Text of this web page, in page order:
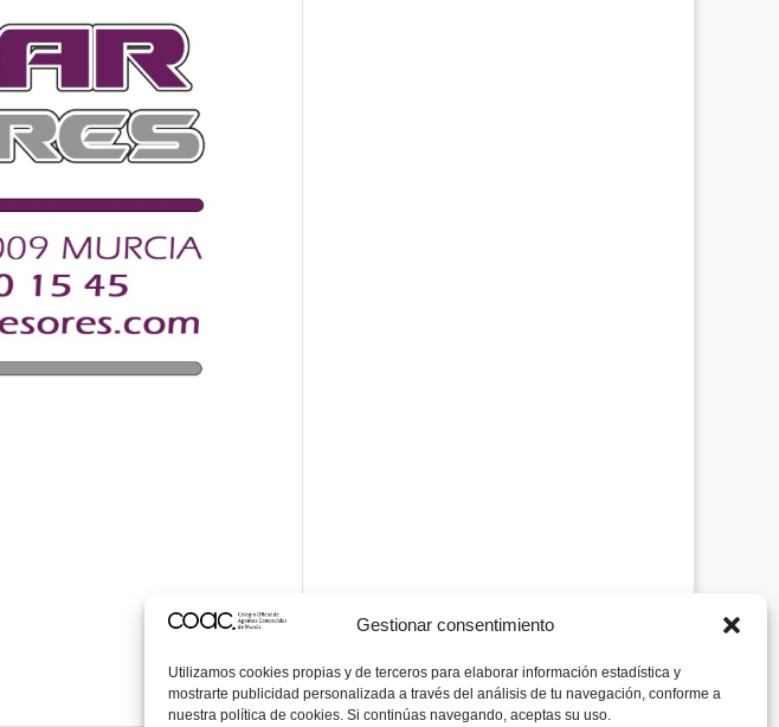
Gestionar consentimiento
Utilizamos cookies propias y de terceros para elaborar información estadística y
mostrarte publicidad personalizada a través del análisis de tu navegación, conforme a
nuestra política de cookies. Si continúas navegando, aceptas su uso.